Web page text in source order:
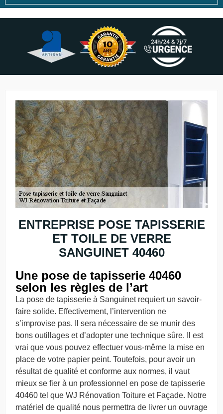
ENTREPRISE POSE TAPISSERIE
ET TOILE DE VERRE
SANGUINET 40460
Une pose de tapisserie 40460
selon les règles de l’art
La pose de tapisserie à Sanguinet requiert un savoir-
faire solide. Effectivement, l’intervention ne
s’improvise pas. Il sera nécessaire de se munir des
bons outillages et d’adopter une technique sûre. Il est
vrai que vous pouvez effectuer vous-même la mise en
place de votre papier peint. Toutefois, pour avoir un
résultat de qualité et conforme aux normes, il vaut
mieux se fier à un professionnel en pose de tapisserie
40460 tel que WJ Rénovation Toiture et Façade. Notre
matériel de qualité nous permettra de livrer un ouvrage